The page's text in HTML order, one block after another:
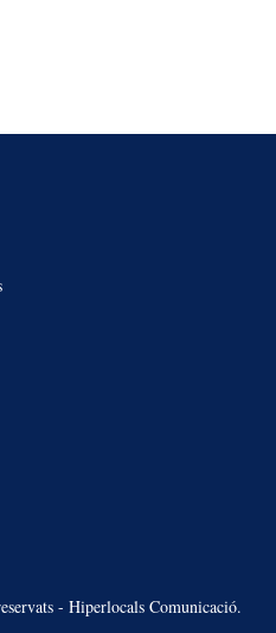
- Hiperlocals Comunicació.